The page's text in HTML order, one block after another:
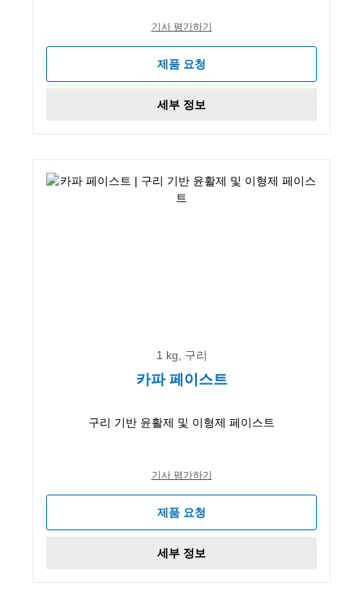
기사 평가하기
제품 요청
세부 정보
1 kg, 구리
카파 페이스트
구리 기반 윤활제 및 이형제 페이스트
기사 평가하기
제품 요청
세부 정보